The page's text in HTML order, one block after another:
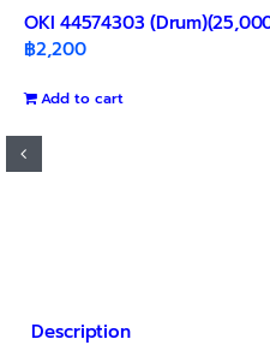
OKI 44574303
฿2,200
Add to cart
Description